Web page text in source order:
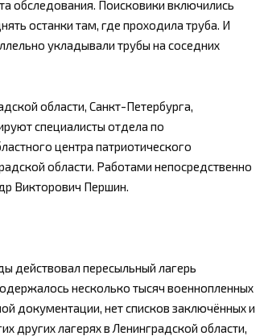
обследования. Поисковики включились
останки там, где проходила труба. И
укладывали трубы на соседних
области, Санкт-Петербурга,
специалисты отдела по
центра патриотического
области. Работами непосредственно
Викторович Першин.
действовал пересыльный лагерь
несколько тысяч военнопленных
документации, нет списков заключённых и
других лагерях в Ленинградской области,